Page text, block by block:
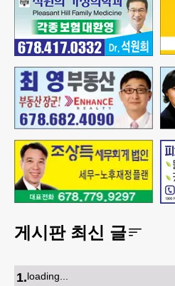
게시판 최신 글
1.loading...